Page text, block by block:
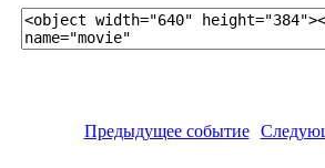
Предыдущее событие